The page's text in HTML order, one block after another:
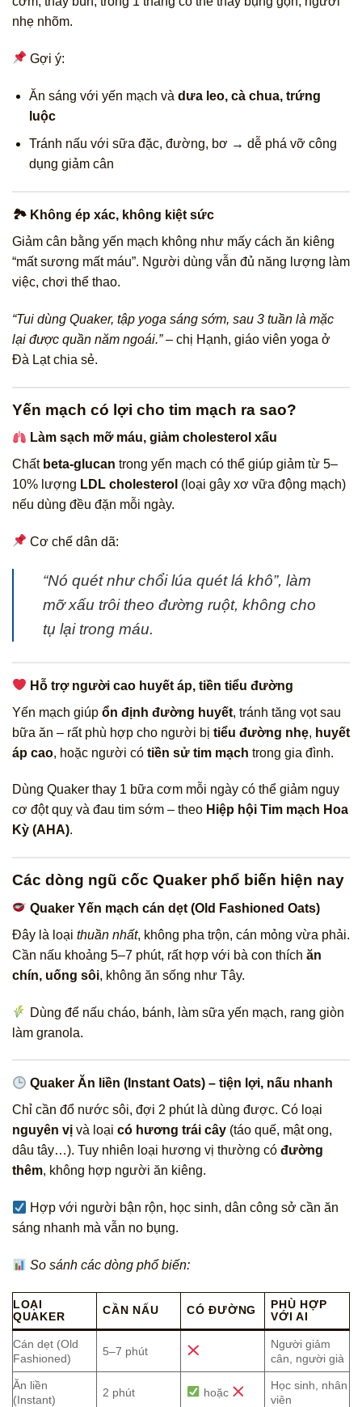
nhẹ nhõm.
Gợi ý:
Ăn sáng với yến mạch và dưa leo, cà chua, trứng
luộc
Tránh nấu với sữa đặc, đường, bơ → dễ phá vỡ công
dụng giảm cân
🏞 Không ép xác, không kiệt sức
Giảm cân bằng yến mạch không như mấy cách ăn kiêng
“mất sương mất máu”. Người dùng vẫn đủ năng lượng làm
việc, chơi thể thao.
“Tui dùng Quaker, tập yoga sáng sớm, sau 3 tuần là mặc
lại được quần năm ngoái.”– chị Hạnh, giáo viên yoga ở
Đà Lạt chia sẻ.
Yến mạch có lợi cho tim mạch ra sao?
Làm sạch mỡ máu, giảm cholesterol xấu
Chất beta-glucan trong yến mạch có thể giúp giảm từ 5–
10% lượng LDL cholesterol (loại gây xơ vữa động mạch)
nếu dùng đều đặn mỗi ngày.
Cơ chế dân dã:
“Nó quét như chổi lúa quét lá khô”, làm
mỡ xấu trôi theo đường ruột, không cho
tụ lại trong máu.
Hỗ trợ người cao huyết áp, tiền tiểu đường
Yến mạch giúp ổn định đường huyết, tránh tăng vọt sau
bữa ăn – rất phù hợp cho người bị tiểu đường nhẹ, huyết
áp cao, hoặc người có tiền sử tim mạch trong gia đình.
Dùng Quaker thay 1 bữa cơm mỗi ngày có thể giảm nguy
cơ đột quỵ và đau tim sớm – theo Hiệp hội Tim mạch Hoa
Kỳ (AHA).
Các dòng ngũ cốc Quaker phổ biến hiện nay
Quaker Yến mạch cán dẹt (Old Fashioned Oats)
Đây là loại thuần nhất, không pha trộn, cán mỏng vừa phải.
Cần nấu khoảng 5–7 phút, rất hợp với bà con thích ăn
chín, uống sôi, không ăn sống như Tây.
Dùng để nấu cháo, bánh, làm sữa yến mạch, rang giòn
làm granola.
Quaker Ăn liền (Instant Oats) – tiện lợi, nấu nhanh
Chỉ cần đổ nước sôi, đợi 2 phút là dùng được. Có loại
nguyên vị và loại có hương trái cây (táo quế, mật ong,
dâu tây…). Tuy nhiên loại hương vị thường có đường
thêm, không hợp người ăn kiêng.
Hợp với người bận rộn, học sinh, dân công sở cần ăn
sáng nhanh mà vẫn no bụng.
So sánh các dòng phổ biến:
LOẠI
QUAKER
CẦN NẤU CÓ ĐƯỜNG
PHÙ HỢP
VỚI AI
Cán dẹt (Old
Fashioned)
5–7 phút
Người giảm
cân, người già
Ăn liền
(Instant)
2 phút hoặc
Học sinh, nhân
viên